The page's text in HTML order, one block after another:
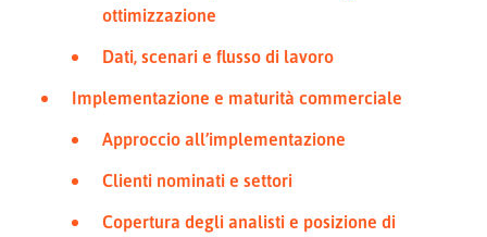
ottimizzazione
Dati, scenari e flusso di lavoro
Implementazione e maturità commerciale
Approccio all’implementazione
Clienti nominati e settori
Copertura degli analisti e posizione di